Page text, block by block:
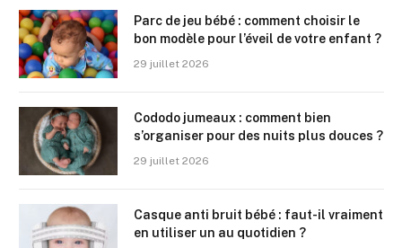
Parc de jeu bébé : comment choisir le
bon modèle pour l’éveil de votre enfant ?
29 juillet 2026
Cododo jumeaux : comment bien
s’organiser pour des nuits plus douces ?
29 juillet 2026
Casque anti bruit bébé : faut-il vraiment
en utiliser un au quotidien ?